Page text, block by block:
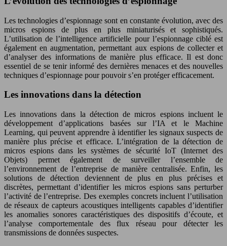
Les technologies d’espionnage sont en constante évolution, avec des
micros espions de plus en plus miniaturisés et sophistiqués.
L’utilisation de l’intelligence artificielle pour l’espionnage ciblé est
également en augmentation, permettant aux espions de collecter et
d’analyser des informations de manière plus efficace. Il est donc
essentiel de se tenir informé des dernières menaces et des nouvelles
techniques d’espionnage pour pouvoir s’en protéger efficacement.
Les innovations dans la détection
Les innovations dans la détection de micros espions incluent le
développement d’applications basées sur l’IA et le Machine
Learning, qui peuvent apprendre à identifier les signaux suspects de
manière plus précise et efficace. L’intégration de la détection de
micros espions dans les systèmes de sécurité IoT (Internet des
Objets) permet également de surveiller l’ensemble de
l’environnement de l’entreprise de manière centralisée. Enfin, les
solutions de détection deviennent de plus en plus précises et
discrètes, permettant d’identifier les micros espions sans perturber
l’activité de l’entreprise. Des exemples concrets incluent l’utilisation
de réseaux de capteurs acoustiques intelligents capables d’identifier
les anomalies sonores caractéristiques des dispositifs d’écoute, et
l’analyse comportementale des flux réseau pour détecter les
transmissions de données suspectes.